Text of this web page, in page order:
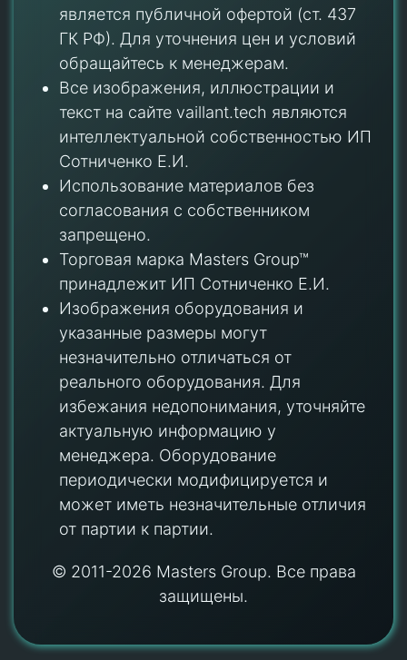
является публичной офертой (ст. 437
ГК РФ). Для уточнения цен и условий
обращайтесь к менеджерам.
Все изображения, иллюстрации и
текст на сайте vaillant.tech являются
интеллектуальной собственностью ИП
Сотниченко Е.И.
Использование материалов без
согласования с собственником
запрещено.
Торговая марка Masters Group™
принадлежит ИП Сотниченко Е.И.
Изображения оборудования и
указанные размеры могут
незначительно отличаться от
реального оборудования. Для
избежания недопонимания, уточняйте
актуальную информацию у
менеджера. Оборудование
периодически модифицируется и
может иметь незначительные отличия
от партии к партии.
© 2011-2026 Masters Group. Все права
защищены.